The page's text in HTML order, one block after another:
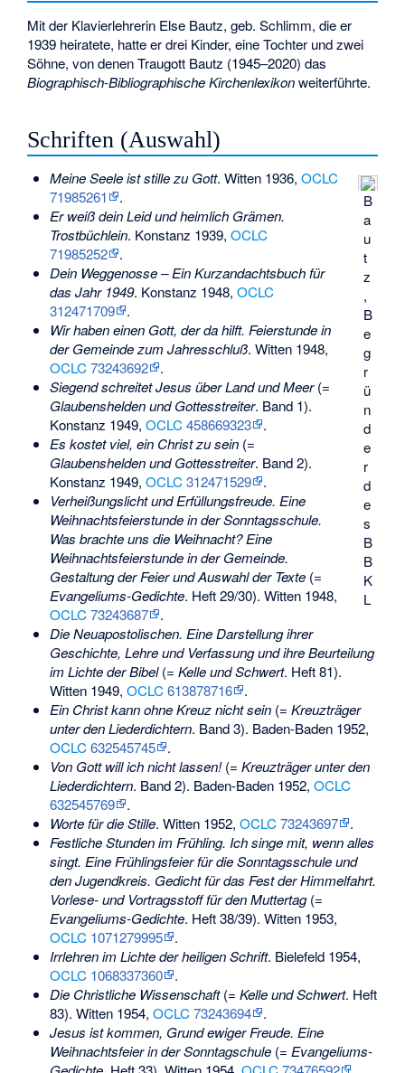
Mit der Klavierlehrerin Else Bautz, geb. Schlimm, die er
1939 heiratete, hatte er drei Kinder, eine Tochter und zwei
Söhne, von denenTraugott Bautz (1945–2020) das
Biographisch-Bibliographische Kirchenlexikonweiterführte.
Schriften (Auswahl)
B
a
u
t
z
,
B
e
g
r
ü
n
d
e
r
d
e
s
B
B
K
L
Meine Seele ist stille zu Gott. Witten 1936, OCLC
71985261
.
Er weiß dein Leid und heimlich Grämen.
Trostbüchlein. Konstanz 1939, OCLC
71985252
.
Dein Weggenosse – Ein Kurzandachtsbuch für
das Jahr 1949. Konstanz 1948, OCLC
312471709
.
Wir haben einen Gott, der da hilft. Feierstunde in
der Gemeinde zum Jahresschluß. Witten 1948,
OCLC 73243692
.
Siegend schreitet Jesus über Land und Meer(=
Glaubenshelden und Gottesstreiter. Band 1).
Konstanz 1949, OCLC 458669323
.
Es kostet viel, ein Christ zu sein(=
Glaubenshelden und Gottesstreiter. Band 2).
Konstanz 1949, OCLC 312471529
.
Verheißungslicht und Erfüllungsfreude. Eine
Weihnachtsfeierstunde in der Sonntagsschule.
Was brachte uns die Weihnacht? Eine
Weihnachtsfeierstunde in der Gemeinde.
Gestaltung der Feier und Auswahl der Texte(=
Evangeliums-Gedichte. Heft 29/30). Witten 1948,
OCLC 73243687
.
Die Neuapostolischen. Eine Darstellung ihrer
Geschichte, Lehre und Verfassung und ihre Beurteilung
im Lichte der Bibel(= Kelle und Schwert. Heft 81).
Witten 1949, OCLC 613878716
.
Ein Christ kann ohne Kreuz nicht sein(= Kreuzträger
unter den Liederdichtern. Band 3). Baden-Baden 1952,
OCLC 632545745
.
Von Gott will ich nicht lassen!(= Kreuzträger unter den
Liederdichtern. Band 2). Baden-Baden 1952, OCLC
632545769
.
Worte für die Stille. Witten 1952, OCLC 73243697
.
Festliche Stunden im Frühling. Ich singe mit, wenn alles
singt. Eine Frühlingsfeier für die Sonntagsschule und
den Jugendkreis. Gedicht für das Fest der Himmelfahrt.
Vorlese- und Vortragsstoff für den Muttertag(=
Evangeliums-Gedichte. Heft 38/39). Witten 1953,
OCLC 1071279995
.
Irrlehren im Lichte der heiligen Schrift. Bielefeld 1954,
OCLC 1068337360
.
Die Christliche Wissenschaft(= Kelle und Schwert. Heft
83). Witten 1954, OCLC 73243694
.
Jesus ist kommen, Grund ewiger Freude. Eine
Weihnachtsfeier in der Sonntagschule(= Evangeliums-